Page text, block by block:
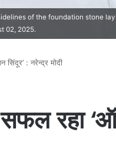
of the foundation stone
02, 2025.
: नरेन्द्र मोदी
रहा